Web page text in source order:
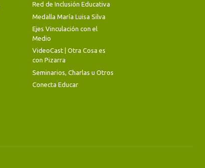
Red de Inclusión Educativa
Medalla María Luisa Silva
Ejes Vinculación con el
Medio
VideoCast | Otra Cosa es
con Pizarra
Seminarios, Charlas u Otros
Conecta Educar